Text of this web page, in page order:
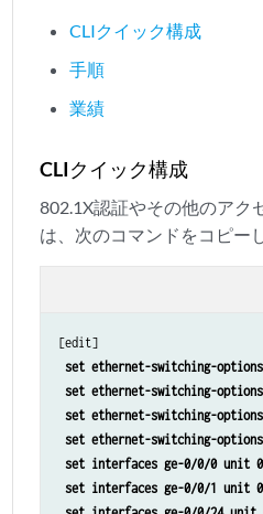
CLIクイック構成
手順
業績
CLIクイック構成
802.1X認証やその他のアク
は、次のコマンドをコピー
[edit]
set ethernet-switching-
set ethernet-switching-options
set ethernet-switching-
set ethernet-switching-options
set interfaces ge-0/0/0 unit 0
set interfaces ge-0/0/1 unit 0